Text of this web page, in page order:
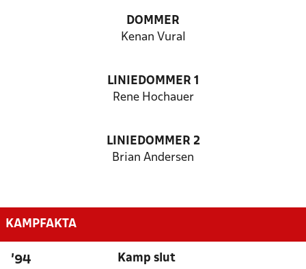
DOMMER
Kenan Vural
LINIEDOMMER 1
Rene Hochauer
LINIEDOMMER 2
Brian Andersen
KAMPFAKTA
'94 Kamp slut